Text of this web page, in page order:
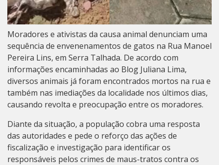
Moradores e ativistas da causa animal denunciam uma
sequência de envenenamentos de gatos na Rua Manoel
Pereira Lins, em Serra Talhada. De acordo com
informações encaminhadas ao Blog Juliana Lima,
diversos animais já foram encontrados mortos na rua e
também nas imediações da localidade nos últimos dias,
causando revolta e preocupação entre os moradores.
Diante da situação, a população cobra uma resposta
das autoridades e pede o reforço das ações de
fiscalização e investigação para identificar os
responsáveis pelos crimes de maus-tratos contra os